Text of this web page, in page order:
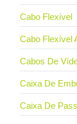
Cabo Flexível
Cabo Flexível
Cabos De
Caixa De
Caixa De